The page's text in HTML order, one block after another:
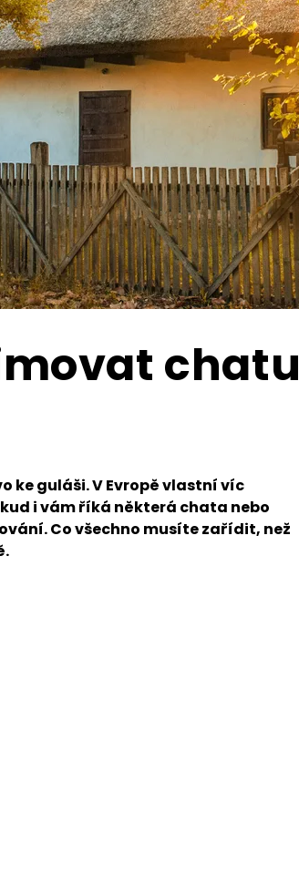
chatu
ke guláši. V Evropě vlastní víc
i vám říká některá chata nebo
Co všechno musíte zařídit, než